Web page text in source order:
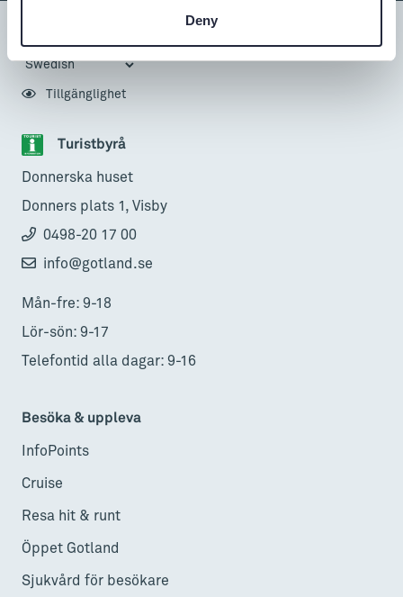
Deny
Turistbyrå
Donnerska huset
Donners plats 1, Visby
0498-20 17 00
info@gotland.se
Mån-fre: 9-18
Lör-sön: 9-17
Telefontid alla dagar: 9-16
Besöka & uppleva
InfoPoints
Cruise
Resa hit & runt
Öppet Gotland
Sjukvård för besökare
Tillgänglighet